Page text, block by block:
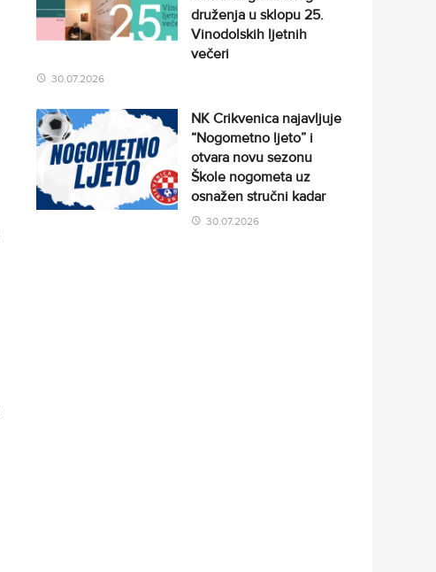
druženja u sklopu 25.
Vinodolskih ljetnih
večeri
30.07.2026
NK Crikvenica najavljuje
“Nogometno ljeto” i
otvara novu sezonu
Škole nogometa uz
osnažen stručni kadar
30.07.2026